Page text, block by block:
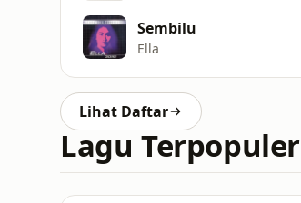
Sembilu
Ella
Lihat Daftar
Lagu Terpopuler